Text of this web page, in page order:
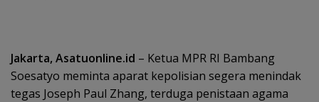
Jakarta, Asatuonline.id – Ketua MPR RI Bambang
Soesatyo meminta aparat kepolisian segera menindak
tegas Joseph Paul Zhang, terduga penistaan agama